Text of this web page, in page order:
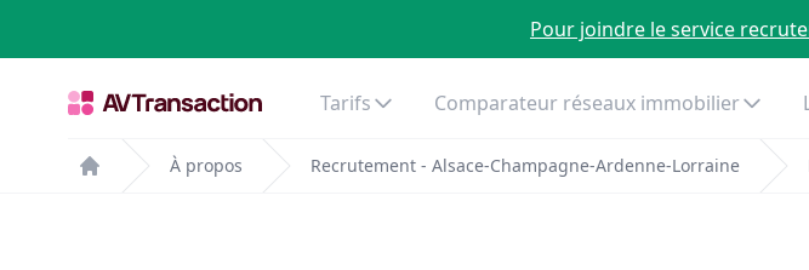
Pour joindre le service
Tarifs Comparateur réseaux immobilier
Home
À propos Recrutement - Alsace-Champagne-Ardenne-Lorraine